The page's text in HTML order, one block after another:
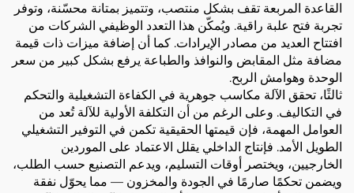
القاعدة المربعة تقف بشكل منتصب، وتتميز بمتانة محسّنة، وتوفر
تجربة فتح علبة راقية. ويُمكّن هذا التعدد الوظيفي الشركات من
افتتاح العديد من مصادر الإيرادات. كما أن إضافة ميزات ذات قيمة
مضافة مثل المقابض والنوافذ والطباعة يرفع بشكل كبير من سعر
الوحدة وهوامش الربح.
ثالثًا، تحقق الآلة مكاسب جوهرية في الكفاءة التشغيلية والتحكم
في التكاليف. وعلى الرغم من أن التكلفة الأولية للآلة تُعد من
العوامل المهمة، فإن قيمتها الحقيقية تكمن في التوفير التشغيلي
الطويل الأمد. فإنتاج الداخلي يقلل الاعتماد على الموردين
الخارجيين، ويختصر أوقات التسليم، ويدعم التصنيع حسب الطلب،
ويضمن تحكمًا صارمًا في الجودة والمخزون — مما يحوّل نفقة